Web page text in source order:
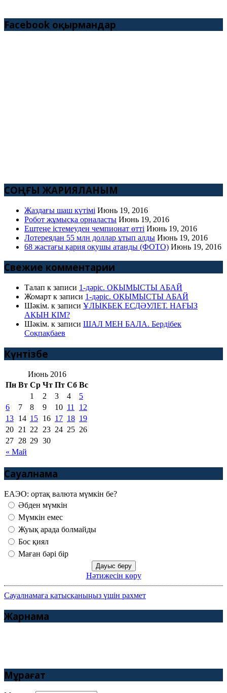
Facebook оқырмандар
СОҢҒЫ ЖАРИЯЛАНЫМ
Жаздағы шаш күтімі Июнь 19, 2016
Робот жұмысқа орналасты Июнь 19, 2016
Ештеңе істемеуден чемпионат өтті Июнь 19, 2016
Лотереядан 55 млн доллар ұтып алды Июнь 19, 2016
68 жастағы қария оқушы атанды (ФОТО) Июнь 19, 2016
Свежие комментарии
Талап к записи 1-дәріс. ОҚЫМЫСТЫ АБАЙ
Жомарт к записи 1-дәріс. ОҚЫМЫСТЫ АБАЙ
Шәкім. к записи ҰЛЫҚБЕК ЕСДӘУЛЕТ. НАҒЫЗ
АҚЫН КІМ?
Шәкім. к записи ШАЛ МЕН БАЛА. Бердібек
Соқпақбаев
Күнтізбе
Июнь 2016
Пн Вт Ср Чт Пт Сб Вс
« Май
1 2 3 4
5
6
7 8 9 10 11
12
13 14 15 16 17 18 19
20 21 22 23 24 25 26
27 28 29 30
Сауалнама
ЕАЭО: ортақ валюта мүмкін бе?
Әбден мүмкін
Мүмкін емес
Жуық арада болмайды
Бос қиял
Маған бәрі бір
Нәтижесін көру
Сауалнамаға қатысқаныңыз үшін рахмет
Жарнама
Мұрағат